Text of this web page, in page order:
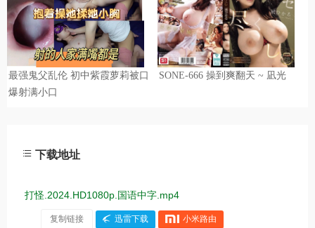
下载地址
打怪.2024.HD1080p.国语中字.mp4
复制链接 迅雷下载 小米路由